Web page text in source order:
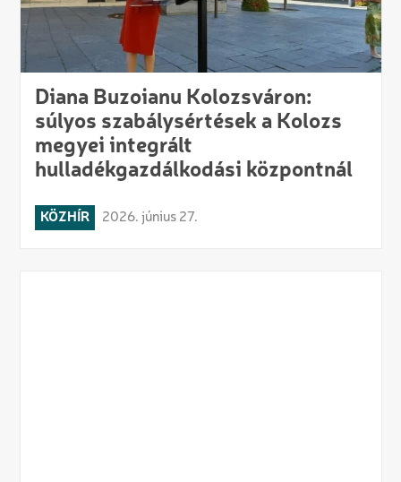
Diana Buzoianu Kolozsváron:
súlyos szabálysértések a Kolozs
megyei integrált
hulladékgazdálkodási központnál
KÖZHÍR 2026. június 27.